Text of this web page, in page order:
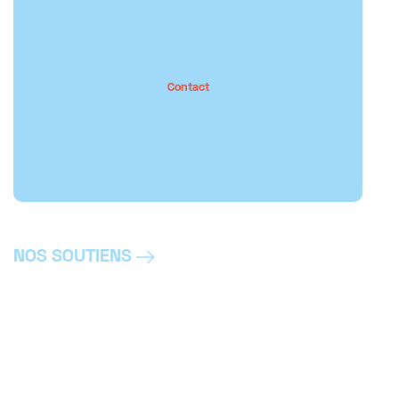
Contact
NOS SOUTIENS